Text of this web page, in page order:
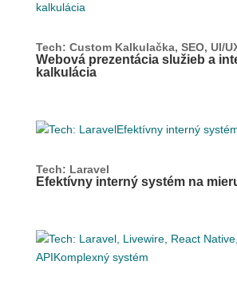
Tech: Custom Kalkulačka, SEO, UI/
Webová prezentácia služieb a
kalkulácia
Tech: Laravel
Efektívny interný systém na